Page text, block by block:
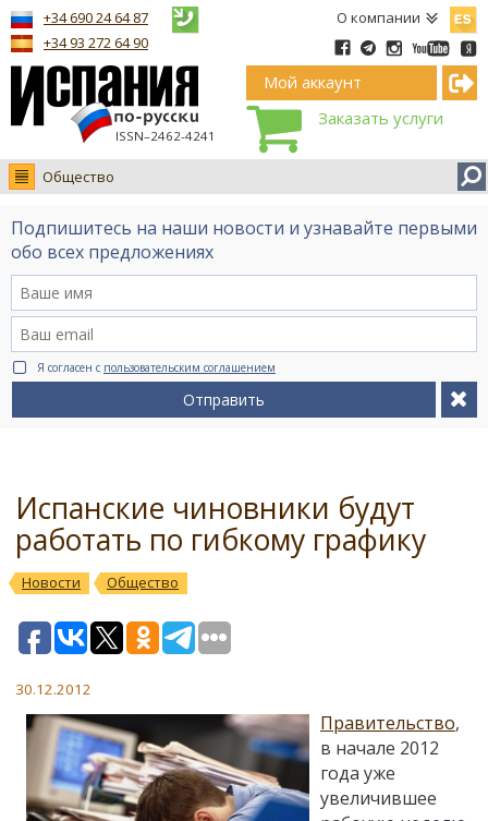
О компании
ISSN–2462-4241
+34 690 24 64 87
+34 93 272 64 90
Мой аккаунт
Заказать услуги
Общество
Новости
Интервью
Видео Ruso.TV
BCN life
Сервис на немецком
Подпишитесь на наши новости и узнавайте первыми
обо всех предложениях
Я согласен с пользовательским соглашением
Отправить
Испанские чиновники будут
работать по гибкому графику
Новости Общество
30.12.2012
Правительство,
в начале 2012
года уже
увеличившее